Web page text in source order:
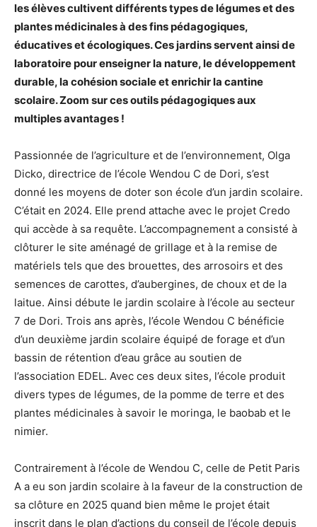
les élèves cultivent différents types de légumes et des
plantes médicinales à des fins pédagogiques,
éducatives et écologiques. Ces jardins servent ainsi de
laboratoire pour enseigner la nature, le développement
durable, la cohésion sociale et enrichir la cantine
scolaire. Zoom sur ces outils pédagogiques aux
multiples avantages !
Passionnée de l’agriculture et de l’environnement, Olga
Dicko, directrice de l’école Wendou C de Dori, s’est
donné les moyens de doter son école d’un jardin scolaire.
C’était en 2024. Elle prend attache avec le projet Credo
qui accède à sa requête. L’accompagnement a consisté à
clôturer le site aménagé de grillage et à la remise de
matériels tels que des brouettes, des arrosoirs et des
semences de carottes, d’aubergines, de choux et de la
laitue. Ainsi débute le jardin scolaire à l’école au secteur
7 de Dori. Trois ans après, l’école Wendou C bénéficie
d’un deuxième jardin scolaire équipé de forage et d’un
bassin de rétention d’eau grâce au soutien de
l’association EDEL. Avec ces deux sites, l’école produit
divers types de légumes, de la pomme de terre et des
plantes médicinales à savoir le moringa, le baobab et le
nimier.
Contrairement à l’école de Wendou C, celle de Petit Paris
A a eu son jardin scolaire à la faveur de la construction de
sa clôture en 2025 quand bien même le projet était
inscrit dans le plan d’actions du conseil de l’école depuis